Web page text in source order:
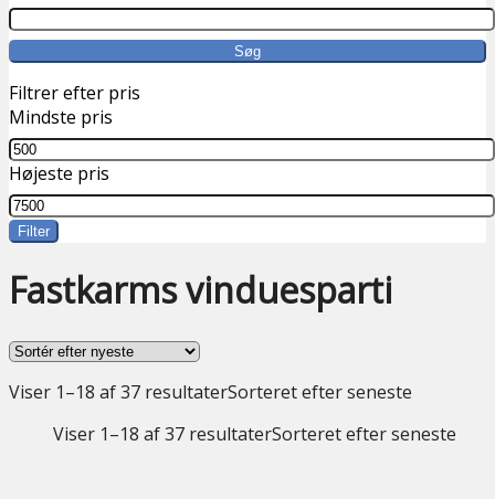
Filtrer efter pris
Mindste pris
Højeste pris
Filter
Fastkarms vinduesparti
Viser 1–18 af 37 resultaterSorteret efter seneste
Viser 1–18 af 37 resultaterSorteret efter seneste